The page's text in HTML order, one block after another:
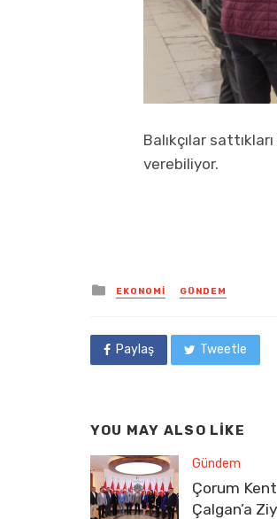
Balıkçılar
verebiliyor.
Posted
in
EKONOMI GÜNDEM
Paylaş Tweetle
YOU MAY ALSO LIKE
Gündem
Çorum
Çalgan’a